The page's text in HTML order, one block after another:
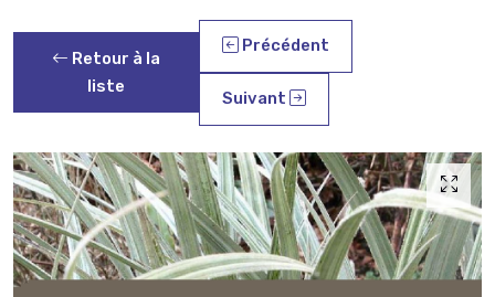
Retour à la
liste
Précédent
Suivant